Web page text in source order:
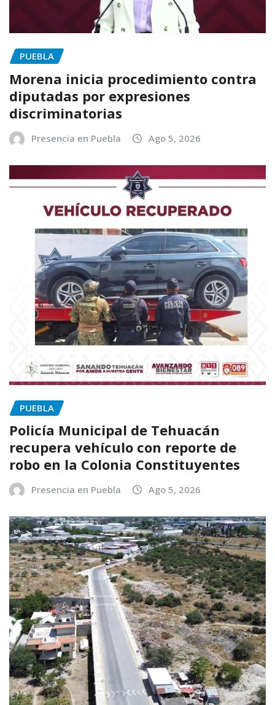
PUEBLA
Morena inicia procedimiento contra
diputadas por expresiones
discriminatorias
Presencia en Puebla Ago 5, 2026
PUEBLA
Policía Municipal de Tehuacán
recupera vehículo con reporte de
robo en la Colonia Constituyentes
Presencia en Puebla Ago 5, 2026